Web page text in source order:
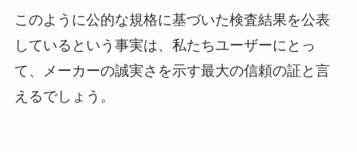
このように公的な規格に基づいた検査結果を公表
しているという事実は、私たちユーザーにとっ
て、メーカーの誠実さを示す最大の信頼の証と言
えるでしょう。